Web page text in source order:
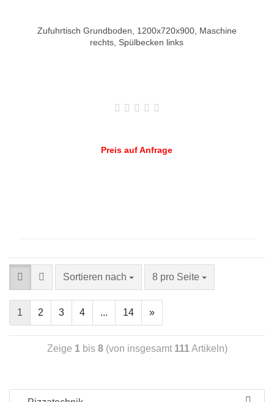
Zufuhrtisch Grundboden, 1200x720x900, Maschine
rechts, Spülbecken links
Preis auf Anfrage
Sortieren nach 8 pro Seite
1 2 3 4 ... 14 »
Zeige 1bis 8(von insgesamt 111Artikeln)